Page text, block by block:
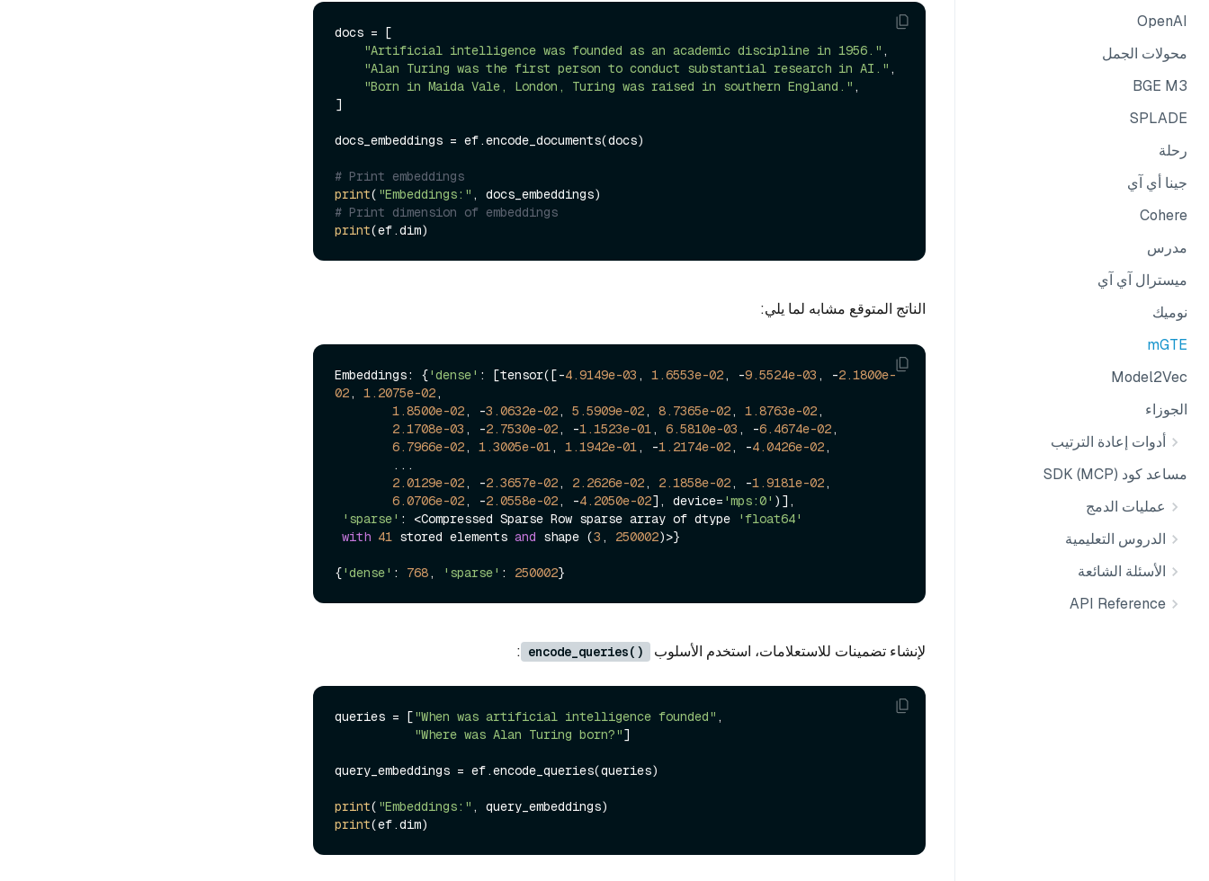
OpenAI
محولات الجمل
BGE M3
SPLADE
رحلة
جينا أي آي
Cohere
مدرس
ميسترال آي آي
نوميك
mGTE
Model2Vec
الجوزاء
أدوات إعادة الترتيب
مساعد كود SDK (MCP)
عمليات الدمج
الدروس التعليمية
الأسئلة الشائعة
API Reference
docs = [
"Artificial intelligence was founded as an academic discipline in 1956." ,
"Alan Turing was the first person to conduct substantial research in AI." ,
"Born in Maida Vale, London, Turing was raised in southern England." ,
]
docs_embeddings = ef.encode_documents(docs)
# Print embeddings
print( "Embeddings:"
# Print dimension of embeddings
print
الناتج المتوقع مشابه لما يلي:
Embeddings: {'dense' : [tensor([-4.9149e-03 , 1.6553e-02, -9.5524e-03 , -2.1800e-
02, 1.2075e-02,
1.8500e-02, -3.0632e-02, 5.5909e-02, 8.7365e-02, 1.8763e-02,
2.1708e-03 , -2.7530e-02, -1.1523e-01, 6.5810e-03 , -6.4674e-02,
6.7966e-02, 1.3005e-01, 1.1942e-01, -1.2174e-02, -4.0426e-02,
2.0129e-02, -2.3657e-02, 2.2626e-02, 2.1858e-02, -1.9181e-02,
6.0706e-02, -2.0558e-02, -4.2050e-02], device= 'mps:0' )],
'sparse' : <Compressed Sparse Row sparse array of dtype
'float64'
with 41 stored elements and shape (3 , 250002)>}
{'dense' : 768, 'sparse' : 250002
لإنشاء تضمينات للاستعلامات، استخدم الأسلوب encode_queries()
:
queries = ["When was artificial intelligence founded" ,
"Where was Alan Turing born?"]
query_embeddings = ef.encode_queries(queries)
print( "Embeddings:"
print